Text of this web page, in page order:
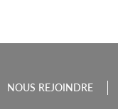
NOUS REJOINDRE